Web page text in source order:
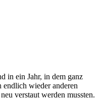
in ein Jahr, in dem ganz
wieder anderen
verstaut werden mussten.